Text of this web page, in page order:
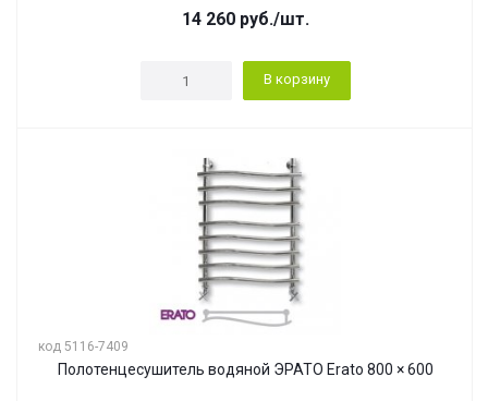
14 260руб./шт.
В корзину
код 5116-7409
Полотенцесушитель водяной ЭРАТО Erato 800 × 600